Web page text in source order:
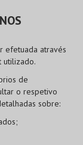
efetuada através
utilizado.
de
o respetivo
sobre: